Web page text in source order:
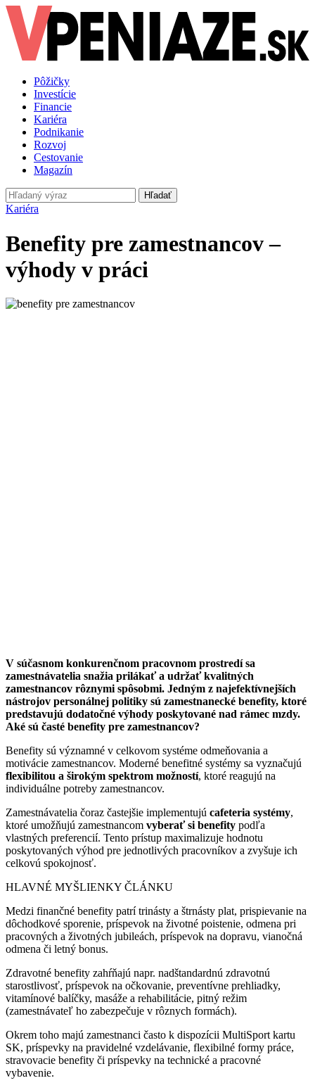
Pôžičky
Investície
Financie
Kariéra
Podnikanie
Rozvoj
Cestovanie
Magazín
Hľadať
Kariéra
Benefity pre zamestnancov –
výhody v práci
V súčasnom konkurenčnom pracovnom prostredí sa
zamestnávatelia snažia prilákať a udržať kvalitných
zamestnancov rôznymi spôsobmi. Jedným z najefektívnejších
nástrojov personálnej politiky sú zamestnanecké benefity, ktoré
predstavujú dodatočné výhody poskytované nad rámec mzdy.
Aké sú časté benefity pre zamestnancov?
Benefity sú významné v celkovom systéme odmeňovania a
motivácie zamestnancov. Moderné benefitné systémy sa vyznačujú
flexibilitou a širokým spektrom možností, ktoré reagujú na
individuálne potreby zamestnancov.
Zamestnávatelia čoraz častejšie implementujú cafeteria systémy,
ktoré umožňujú zamestnancom vyberať si benefity podľa
vlastných preferencií. Tento prístup maximalizuje hodnotu
poskytovaných výhod pre jednotlivých pracovníkov a zvyšuje ich
celkovú spokojnosť.
HLAVNÉ MYŠLIENKY ČLÁNKU
Medzi finančné benefity patrí trinásty a štrnásty plat, prispievanie na
dôchodkové sporenie, príspevok na životné poistenie, odmena pri
pracovných a životných jubileách, príspevok na dopravu, vianočná
odmena či letný bonus.
Zdravotné benefity zahŕňajú napr. nadštandardnú zdravotnú
starostlivosť, príspevok na očkovanie, preventívne prehliadky,
vitamínové balíčky, masáže a rehabilitácie, pitný režim
(zamestnávateľ ho zabezpečuje v rôznych formách).
Okrem toho majú zamestnanci často k dispozícii MultiSport kartu
SK, príspevky na pravidelné vzdelávanie, flexibilné formy práce,
stravovacie benefity či príspevky na technické a pracovné
vybavenie.